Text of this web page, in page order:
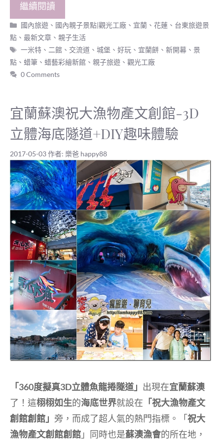
繼續閱讀
分
類
國內旅遊 、 國內親子景點|觀光工廠 、 宜蘭、花蓮、台東旅遊景
點 、 最新文章 、 親子生活
標
籤
一米特 、 二館 、 交流道 、城堡 、好玩 、 宜蘭餅 、新開幕 、 景
點 、 蜡筆 、 蜡藝彩繪新館 、 親子旅遊 、 觀光工廠
0 Comments
宜蘭蘇澳祝大漁物產文創館-3D
立體海底隧道+DIY趣味體驗
2017-05-03作者: 樂爸 happy88
「360度擬真3D立體魚龍捲隧道」 出現在宜蘭蘇澳
了！這栩栩如生的海底世界就設在 「祝大漁物產文
創館創館」 旁，而成了超人氣的熱門指標。「祝大
漁物產文創館創館 」同時也是蘇澳漁會的所在地，